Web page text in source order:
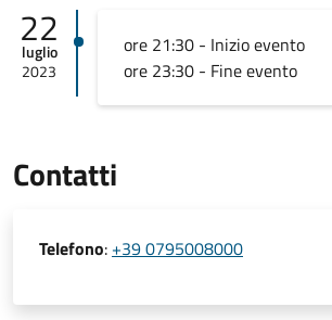
22
luglio
2023
ore 21:30 - Inizio evento
ore 23:30 - Fine evento
Contatti
Telefono: +39 0795008000